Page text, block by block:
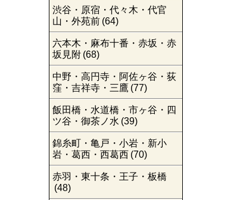
渋谷・原宿・代々木・代官
山・外苑前 (64)
六本木・麻布十番・赤坂・赤
坂見附 (68)
中野・高円寺・阿佐ヶ谷・荻
窪・吉祥寺・三鷹 (77)
飯田橋・水道橋・市ヶ谷・四
ツ谷・御茶ノ水 (39)
錦糸町・亀戸・小岩・新小
岩・葛西・西葛西 (70)
赤羽・東十条・王子・板橋
(48)